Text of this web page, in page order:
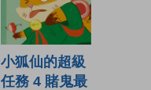
小狐仙的超級
任務 4 賭鬼最